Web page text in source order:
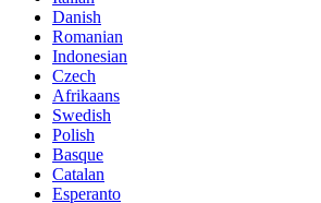
Danish
Romanian
Indonesian
Czech
Afrikaans
Swedish
Polish
Basque
Catalan
Esperanto